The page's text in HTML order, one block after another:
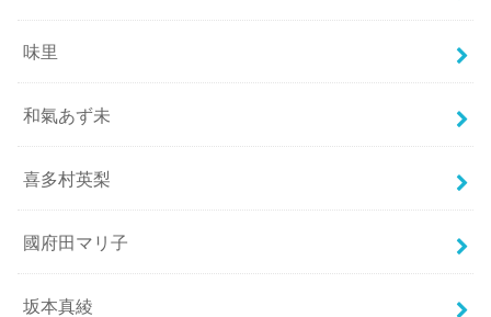
味里
和氣あず未
喜多村英梨
國府田マリ子
坂本真綾